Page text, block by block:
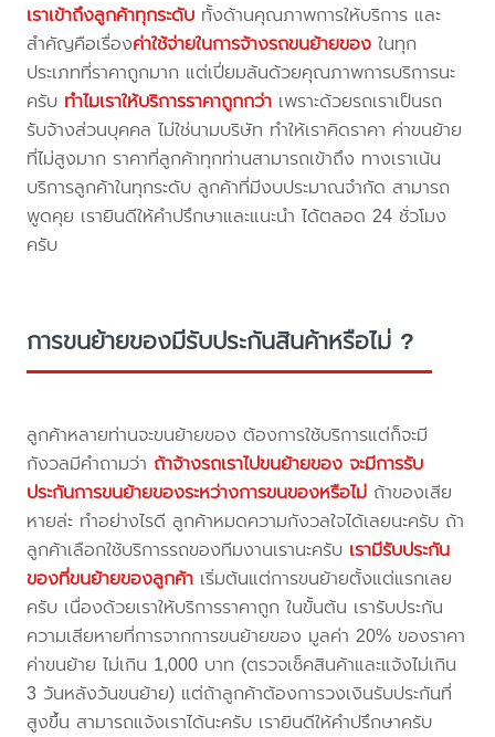
เราเข้าถึงลูกค้าทุกระดับ ทั้งด้านคุณภาพการให้บริการ และ
สำคัญคือเรื่องค่าใช้จ่ายในการจ้างรถขนย้ายของ ในทุก
ประเภทที่ราคาถูกมาก แต่เปี่ยมล้นด้วยคุณภาพการบริการนะ
ครับ ทำไมเราให้บริการราคาถูกกว่า เพราะด้วยรถเราเป็นรถ
รับจ้างส่วนบุคคล ไม่ใช่นามบริษัท ทำให้เราคิดราคา ค่าขนย้าย
ที่ไม่สูงมาก ราคาที่ลูกค้าทุกท่านสามารถเข้าถึง ทางเราเน้น
บริการลูกค้าในทุกระดับ ลูกค้าที่มีงบประมาณจำกัด สามารถ
พูดคุย เรายินดีให้คำปรึกษาและแนะนำ ได้ตลอด 24 ชั่วโมง
ครับ
การขนย้ายของมีรับประกันสินค้าหรือไม่ ?
ลูกค้าหลายท่านจะขนย้ายของ ต้องการใช้บริการแต่ก็จะมี
กังวลมีคำถามว่า ถ้าจ้างรถเราไปขนย้ายของ จะมีการรับ
ประกันการขนย้ายของระหว่างการขนของหรือไม่ ถ้าของเสีย
หายล่ะ ทำอย่างไรดี ลูกค้าหมดความกังวลใจได้เลยนะครับ ถ้า
ลูกค้าเลือกใช้บริการรถของทีมงานเรานะครับ เรามีรับประกัน
ของที่ขนย้ายของลูกค้า เริ่มต้นแต่การขนย้ายตั้งแต่แรกเลย
ครับ เนื่องด้วยเราให้บริการราคาถูก ในขั้นต้น เรารับประกัน
ความเสียหายที่การจากการขนย้ายของ มูลค่า 20% ของราคา
ค่าขนย้าย ไม่เกิน 1,000 บาท (ตรวจเช็คสินค้าและแจ้งไม่เกิน
3 วันหลังวันขนย้าย) แต่ถ้าลูกค้าต้องการวงเงินรับประกันที่
สูงขึ้น สามารถแจ้งเราได้นะครับ เรายินดีให้คำปรึกษาครับ